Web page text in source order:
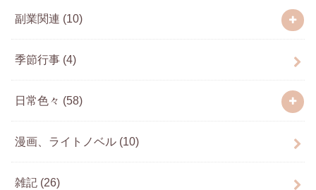
副業関連 (10)
季節行事 (4)
日常色々 (58)
漫画、ライトノベル (10)
雑記 (26)